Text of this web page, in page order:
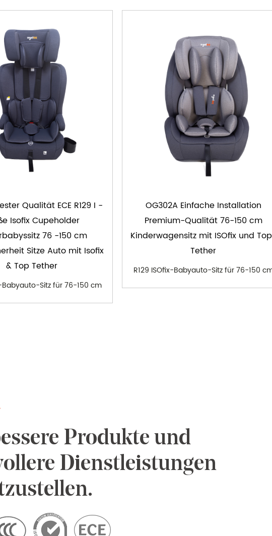
Qualität ECE R129 I -
Isofix Cupeholder
76 -150 cm
Sitze Auto mit Isofix
& Top Tether
Babyauto-Sitz für 76-150 cm
OG302A Einfache Installation
Premium-Qualität 76-150 cm
Kinderwagensitz mit ISOfix und
Tether
R129 ISOfix-Babyauto-Sitz für 76-150
Produkte und
Dienstleistungen